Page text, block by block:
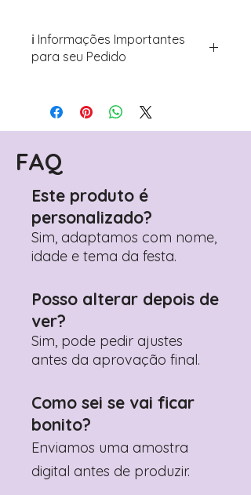
ℹ️ Informações Importantes
para seu Pedido
Avance para a página de checkout
(próximo passo após o carrinho)
Encontre o campo de "Notas do
Pedido"
Adicione ali todos os detalhes de
Prefere fazer seu pedido pelo
WhatsApp? Clique aqui para nos
contactar: +351 960 119 353
FAQ
Este produto é
personalizado?
Sim, adaptamos com nome,
idade e tema da festa.
Posso alterar depois de
ver?
Sim, pode pedir ajustes
antes da aprovação final.
Como sei se vai ficar
bonito?
Enviamos uma amostra
digital antes de produzir.